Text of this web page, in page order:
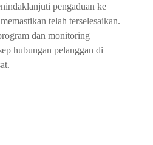
pengaduan ke
telah terselesaikan.
dan monitoring
hubungan pelanggan di